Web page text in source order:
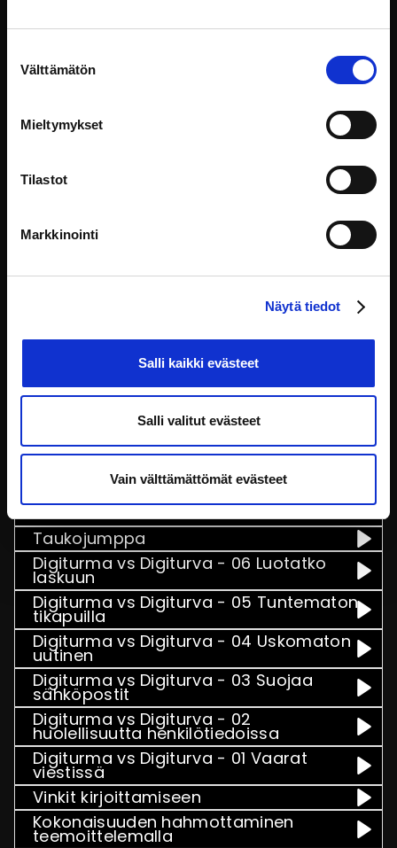
valinta
Välttämätön
Mieltymykset
Tilastot
Markkinointi
Näytä tiedot
Salli kaikki evästeet
Salli valitut evästeet
Vain välttämättömät evästeet
Toistetaan
Kuva ja ääni kuntoon palaveria varten
Seuraava
Säädä web-kameran kuvaa Teamsissä
Taukojumppa
Digiturma vs Digiturva - 06 Luotatko
laskuun
Digiturma vs Digiturva - 05 Tuntematon
tikapuilla
Digiturma vs Digiturva - 04 Uskomaton
uutinen
Digiturma vs Digiturva - 03 Suojaa
sähköpostit
Digiturma vs Digiturva - 02
huolellisuutta henkilötiedoissa
Digiturma vs Digiturva - 01 Vaarat
viestissä
Vinkit kirjoittamiseen
Kokonaisuuden hahmottaminen
teemoittelemalla